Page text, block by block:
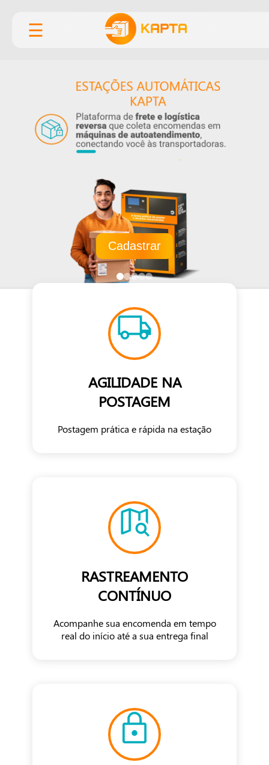
☰
Cadastrar
AGILIDADE NA
POSTAGEM
Postagem prática e rápida na estação
RASTREAMENTO
CONTÍNUO
Acompanhe sua encomenda em tempo
real do início até a sua entrega final